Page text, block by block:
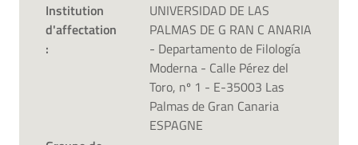
Institution
d'affectation
:
UNIVERSIDAD DE LAS
PALMAS DE G RAN C ANARIA
- Departamento de Filología
Moderna - Calle Pérez del
Toro, nº 1 - E-35003 Las
Palmas de Gran Canaria
ESPAGNE